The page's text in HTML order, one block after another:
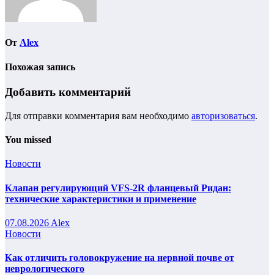
От Alex
Похожая запись
Добавить комментарий
Для отправки комментария вам необходимо авторизоваться.
You missed
Новости
Клапан регулирующий VFS-2R фланцевый Ридан:
технические характеристики и применение
07.08.2026 Alex
Новости
Как отличить головокружение на нервной почве от
неврологического